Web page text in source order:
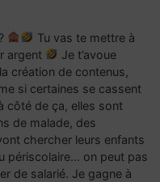
Tu vas te mettre à
argent
Je t’avoue
création de contenus,
si certaines se cassent
côté de ça, elles sont
de malade, des
chercher leurs enfants
périscolaire… on peut pas
de salarié. Je gagne à